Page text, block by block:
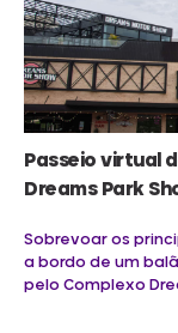
Passeio virtual
Dreams Park
Sobrevoar os
a bordo de um
pelo Complexo